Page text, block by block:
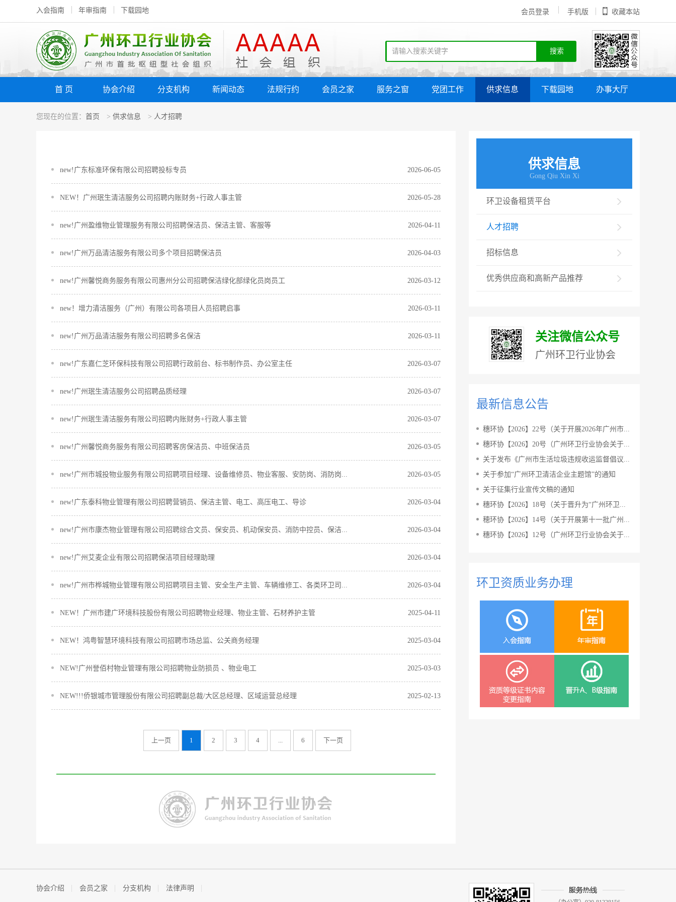
入会指南 年审指南 下载园地 会员登录 手机版 收藏本站
首 页 协会介绍 分支机构 新闻动态 法规行约 会员之家 服务之窗 党团工作 供求信息 下载园地 办事大厅
您现在的位置： 首页 > 供求信息 > 人才招聘
new!广东标准环保有限公司招聘投标专员 2026-06-05
NEW！广州珉生清洁服务公司招聘内账财务+行政人事主管 2026-05-28
new!广州盈维物业管理服务有限公司招聘保洁员、保洁主管、客服等 2026-04-11
new!广州万品清洁服务有限公司多个项目招聘保洁员 2026-04-03
new!广州馨悦商务服务有限公司惠州分公司招聘保洁绿化部绿化员岗员工 2026-03-12
new！增力清洁服务（广州）有限公司各项目人员招聘启事 2026-03-11
new!广州万品清洁服务有限公司招聘多名保洁 2026-03-11
new!广东嘉仁芝环保科技有限公司招聘行政前台、标书制作员、办公室主任 2026-03-07
new!广州珉生清洁服务公司招聘品质经理 2026-03-07
new!广州珉生清洁服务有限公司招聘内账财务+行政人事主管 2026-03-07
new!广州馨悦商务服务有限公司招聘客房保洁员、中班保洁员 2026-03-05
new!广州市城投物业服务有限公司招聘项目经理、设备维修员、物业客服、安防岗、消防岗... 2026-03-05
new!广东泰科物业管理有限公司招聘营销员、保洁主管、电工、高压电工、导诊 2026-03-04
new!广州市康杰物业管理有限公司招聘综合文员、保安员、机动保安员、消防中控员、保洁... 2026-03-04
new!广州艾麦企业有限公司招聘保洁项目经理助理 2026-03-04
new!广州市桦城物业管理有限公司招聘项目主管、安全生产主管、车辆维修工、各类环卫司... 2026-03-04
NEW！广州市建广环境科技股份有限公司招聘物业经理、物业主管、石材养护主管 2025-04-11
NEW！鸿粤智慧环境科技有限公司招聘市场总监、公关商务经理 2025-03-04
NEW!广州誉佰村物业管理有限公司招聘物业防损员 、物业电工 2025-03-03
NEW!!!侨银城市管理股份有限公司招聘副总裁/大区总经理、区域运营总经理 2025-02-13
上一页 1 2 3 4 ... 6 下一页
供求信息
Gong Qiu Xin Xi
环卫设备租赁平台
人才招聘
招标信息
优秀供应商和高新产品推荐
关注微信公众号
广州环卫行业协会
最新信息公告
穗环协【2026】22号（关于开展2026年广州市...
穗环协【2026】20号（广州环卫行业协会关于...
关于发布《广州市生活垃圾违规收运监督倡议...
关于参加“广州环卫清洁企业主题馆”的通知
关于征集行业宣传文稿的通知
穗环协【2026】18号（关于晋升为“广州环卫...
穂环协【2026】14号（关于开展第十一批广州...
穗环协【2026】12号（广州环卫行业协会关于...
环卫资质业务办理
协会介绍 会员之家 分支机构 法律声明